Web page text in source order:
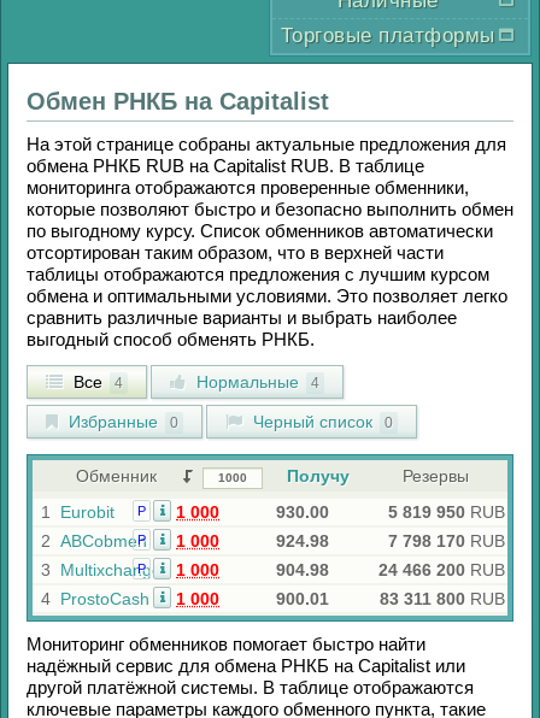
Торговые платформы
Обмен РНКБ на Capitalist
На этой странице собраны актуальные предложения для
обмена РНКБ RUB на Capitalist RUB. В таблице
мониторинга отображаются проверенные обменники,
которые позволяют быстро и безопасно выполнить обмен
по выгодному курсу. Список обменников автоматически
отсортирован таким образом, что в верхней части
таблицы отображаются предложения с лучшим курсом
обмена и оптимальными условиями. Это позволяет легко
сравнить различные варианты и выбрать наиболее
выгодный способ обменять РНКБ.
Все 4 Нормальные 4
Избранные 0 Черный список 0
Обменник Получу
Резервы
1
Eurobit Р 1 000 930.00 5 819 950 RUB
2 ABCobmen
Р 1 000 924.98 7 798 170 RUB
3
Multixchange
Р 1 000 904.98 24 466 200 RUB
4 ProstoCash 1 000 900.01 83 311 800 RUB
Мониторинг обменников помогает быстро найти
надёжный сервис для обмена РНКБ на Capitalist или
другой платёжной системы. В таблице отображаются
ключевые параметры каждого обменного пункта, такие